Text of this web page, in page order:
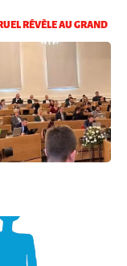
RÉVÈLE AU GRAND